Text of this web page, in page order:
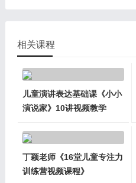
相关课程
儿童演讲表达基础课《小小
演说家》10讲视频教学
丁颖老师《16堂儿童专注力
训练营视频课程》